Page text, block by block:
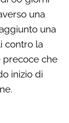
una
una
contro la
precoce che
inizio di